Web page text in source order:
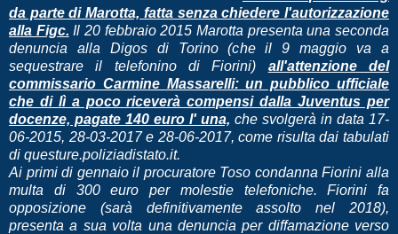
da parte di Marotta, fatta senza chiedere l'autorizzazione
alla Figc. Il 20 febbraio 2015 Marotta presenta una seconda
denuncia alla Digos di Torino (che il 9 maggio va a
sequestrare il telefonino di Fiorini) all'attenzione del
commissario Carmine Massarelli: un pubblico ufficiale
che di lì a poco riceverà compensi dalla Juventus per
docenze, pagate 140 euro l' una, che svolgerà in data 17-
06-2015, 28-03-2017 e 28-06-2017, come risulta dai tabulati
di questure.poliziadistato.it.
Ai primi di gennaio il procuratore Toso condanna Fiorini alla
multa di 300 euro per molestie telefoniche. Fiorini fa
opposizione (sarà definitivamente assolto nel 2018),
presenta a sua volta una denuncia per diffamazione verso